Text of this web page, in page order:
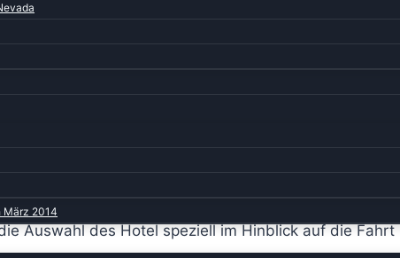
März 2014
Auswahl des Hotel speziell im Hinblick auf die